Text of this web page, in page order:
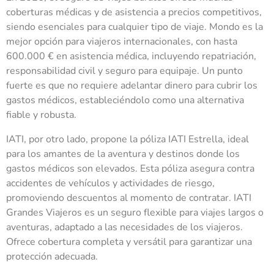
coberturas médicas y de asistencia a precios competitivos,
siendo esenciales para cualquier tipo de viaje. Mondo es la
mejor opción para viajeros internacionales, con hasta
600.000 € en asistencia médica, incluyendo repatriación,
responsabilidad civil y seguro para equipaje. Un punto
fuerte es que no requiere adelantar dinero para cubrir los
gastos médicos, estableciéndolo como una alternativa
fiable y robusta.
IATI, por otro lado, propone la póliza IATI Estrella, ideal
para los amantes de la aventura y destinos donde los
gastos médicos son elevados. Esta póliza asegura contra
accidentes de vehículos y actividades de riesgo,
promoviendo descuentos al momento de contratar. IATI
Grandes Viajeros es un seguro flexible para viajes largos o
aventuras, adaptado a las necesidades de los viajeros.
Ofrece cobertura completa y versátil para garantizar una
protección adecuada.